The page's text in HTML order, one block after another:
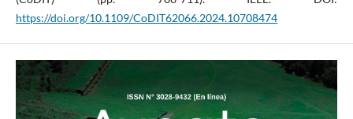
https://doi.org/10.1109/CoDIT62066.2024.10708474